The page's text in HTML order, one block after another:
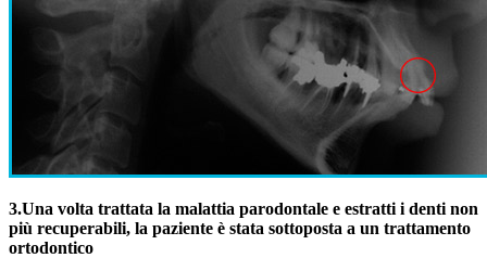
3.Una volta trattata la malattia parodontale e estratti i denti non
più recuperabili, la paziente è stata sottoposta a un trattamento
ortodontico